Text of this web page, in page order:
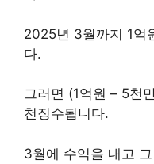
2025년 3월까지 1억
다.
그러면 (1억원 – 5천
천징수됩니다.
3월에 수익을 내고